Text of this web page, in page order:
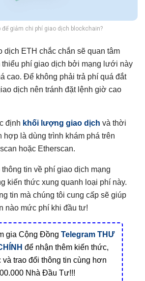
để giảm chi phí giao dịch blockchain?
ETH chắc chắn sẽ quan tâm
thiểu phí giao dịch bởi mạng lưới này
cao. Để không phải trả phí quá đắt
dịch nên tránh đặt lệnh giờ cao
định khối lượng giao dịch và thời
hợp là dùng trình khám phá trên
hoặc Etherscan.
tin về phí giao dịch mạng
kiến thức xung quanh loại phí này.
tin mà chúng tôi cung cấp sẽ giúp
nào mức phí khi đầu tư!
gia Cộng Đồng Telegram THƯ
để nhận thêm kiến thức,
trao đổi thông tin cùng hơn
Nhà Đầu Tư!!!